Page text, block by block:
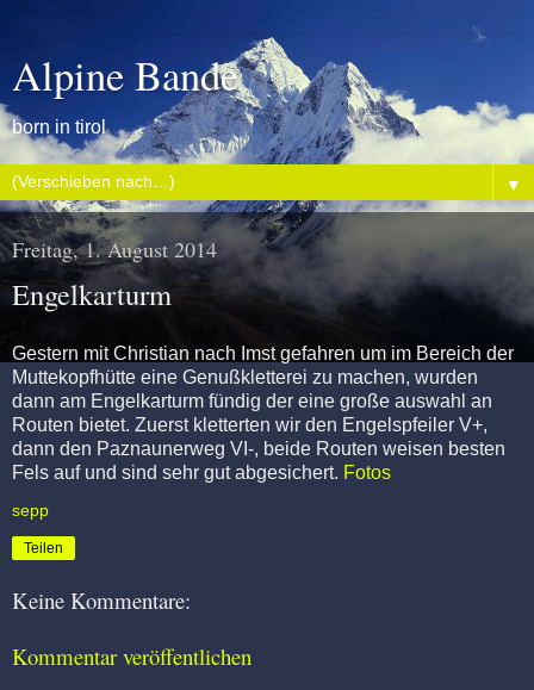
Alpine Bande
born in tirol
▼
Freitag, 1. August 2014
Engelkarturm
Gestern mit Christian nach Imst gefahren um im Bereich der
Muttekopfhütte eine Genußkletterei zu machen, wurden
dann am Engelkarturm fündig der eine große auswahl an
Routen bietet. Zuerst kletterten wir den Engelspfeiler V+,
dann den Paznaunerweg VI-, beide Routen weisen besten
Fels auf und sind sehr gut abgesichert. Fotos
sepp
Teilen
Keine Kommentare:
Kommentar veröffentlichen